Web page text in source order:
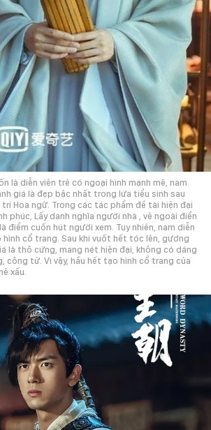
là diễn viên trẻ có ngoại hình mạnh mẽ, nam
giá là đẹp bậc nhất trong lứa tiểu sinh sau
Hoa ngữ. Trong các tác phẩm đề tài hiện đại
phúc, Lấy danh nghĩa người nhà , vẻ ngoài điển
điểm cuốn hút người xem. Tuy nhiên, nam diễn
hình cổ trang. Sau khi vuốt hết tóc lên, gương
là thô cứng, mang nét hiện đại, không có dáng
công tử. Vì vậy, hầu hết tạo hình cổ trang của
xấu.